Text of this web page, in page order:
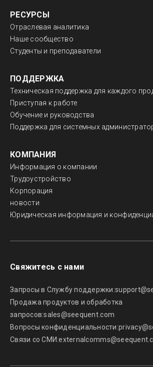
РЕСУРСЫ
Отраслевая аналитика
Наше сообщество
Студенты и преподаватели
ПОДДЕРЖКА
Техническая поддержка для каждого
Приступая к работе
Обучение и руководства
Поддержка для системных
КОМПАНИЯ
Информация о компании
Трудоустройство
Корпорация
новости
Юридическая информация и
Свяжитесь с нами
Запросы в Службу поддержки:
Продажа продуктов и обработка
запросов:sales@seequent.com
Вопросы конфиденциальности:
Связи со СМИ: